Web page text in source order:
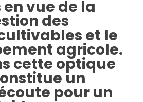
vue de la
des
et le
agricole.
cette optique
un
pour un